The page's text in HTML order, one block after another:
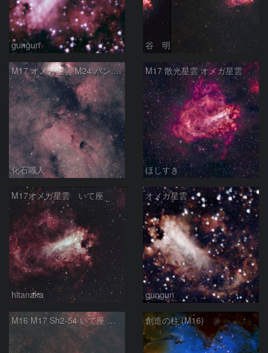
gungun 谷 明
M17 オメガ星雲 M24 バンビの横顔 いて座
化石職人
M17 散光星雲 オメガ星雲
ほしすき
M17オメガ星雲 いて座
hltanaka
オメガ星雲
gungun
M16 M17 Sh2-54 いて座 へび座 創造の柱 (M16)